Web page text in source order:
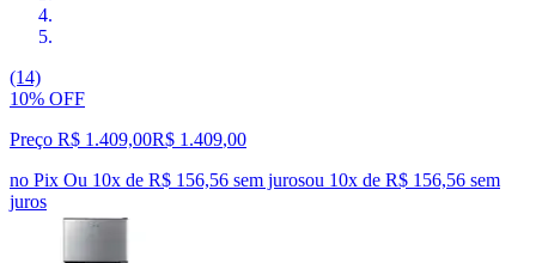
(14)
10% OFF
Preço R$ 1.409,00R$ 1.409,00
no Pix Ou 10x de R$ 156,56 sem jurosou 10x de R$ 156,56 sem
juros